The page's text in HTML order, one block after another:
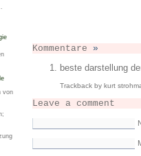
von
Kommentare »
beste darstellung
Trackback by kurt
Leave a comment